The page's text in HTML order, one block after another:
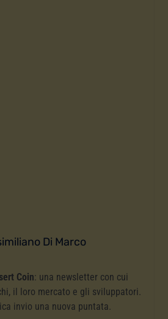
Di Marco
Coin: una newsletter con cui
il loro mercato e gli sviluppatori.
invio una nuova puntata.